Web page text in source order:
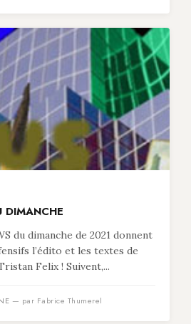
DIMANCHE
du dimanche de 2021 donnent
l’édito et les textes de
Felix ! Suivent,...
— par Fabrice Thumerel